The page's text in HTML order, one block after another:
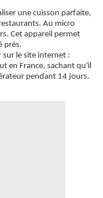
une cuisson parfaite,
Au micro
Cet appareil permet
près.
sur le site internet :
en France, sachant qu'il
pendant 14 jours.